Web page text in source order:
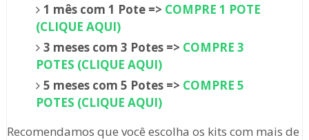
1 mês com 1 Pote => COMPRE 1 POTE
(CLIQUE AQUI)
3 meses com 3 Potes => COMPRE 3
POTES (CLIQUE AQUI)
5 meses com 5 Potes => COMPRE 5
POTES (CLIQUE AQUI)
Recomendamos que você escolha os kits com mais de